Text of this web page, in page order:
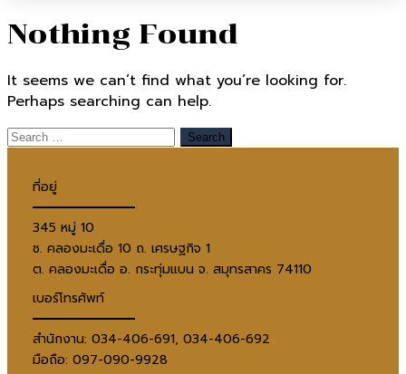
Nothing Found
It seems we can’t find what you’re looking for.
Perhaps searching can help.
ที่อยู่
345 หมู่ 10
ซ. คลองมะเดื่อ 10 ถ. เศรษฐกิจ 1
ต. คลองมะเดื่อ อ. กระทุ่มแบน จ. สมุทรสาคร 74110
เบอร์โทรศัพท์
สำนักงาน: 034-406-691, 034-406-692
มือถือ: 097-090-9928